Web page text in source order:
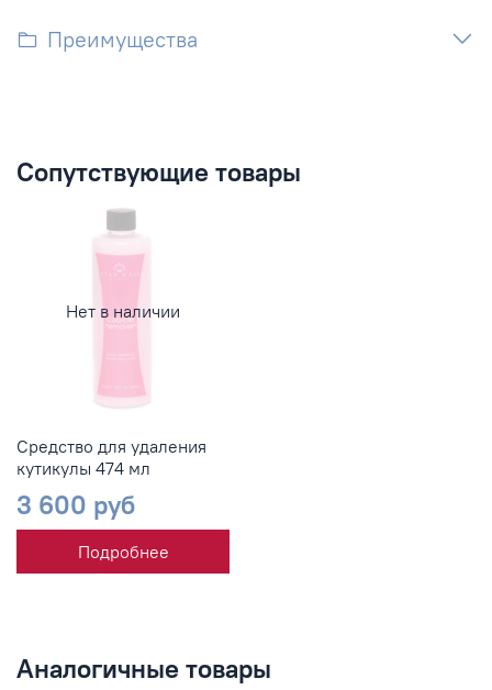
Преимущества
Сопутствующие товары
Нет в наличии
Средство для удаления
кутикулы 474 мл
3 600 руб
Подробнее
Аналогичные товары